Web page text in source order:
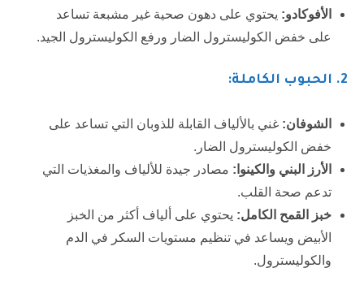
الأفوكادو: يحتوي على دهون صحية غير مشبعة تساعد
على خفض الكوليسترول الضار ورفع الكوليسترول الجيد.
2. الحبوب الكاملة:
الشوفان: غني بالألياف القابلة للذوبان التي تساعد على
خفض الكوليسترول الضار.
الأرز البني والكينوا: مصادر جيدة للألياف والمغذيات التي
تدعم صحة القلب.
خبز القمح الكامل: يحتوي على ألياف أكثر من الخبز
الأبيض ويساعد في تنظيم مستويات السكر في الدم
والكوليسترول.